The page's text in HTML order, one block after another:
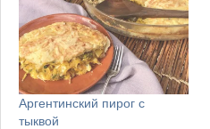
Аргентинский пирог с
тыквой